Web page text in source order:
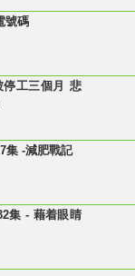
號碼
停工三個月 悲
集 -減肥戰記
集 - 藉着眼睛